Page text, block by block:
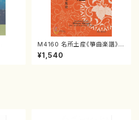
M4160 名所土産《箏曲楽譜》
（箏/宮城喜代子・宮城数江著・
宮城宗家監修/箏曲古典楽譜）
¥1,540